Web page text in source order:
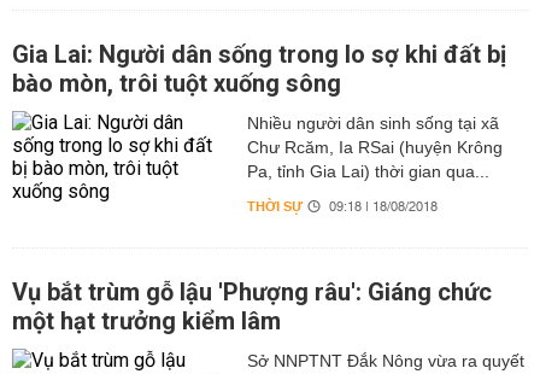
Gia Lai: Người dân sống trong lo sợ khi đất bị
bào mòn, trôi tuột xuống sông
Nhiều người dân sinh sống tại xã
Chư Rcăm, Ia RSai (huyện Krông
Pa, tỉnh Gia Lai) thời gian qua...
THỜI SỰ 09:18 | 18/08/2018
Vụ bắt trùm gỗ lậu 'Phượng râu': Giáng chức
một hạt trưởng kiểm lâm
Sở NNPTNT Đắk Nông vừa ra quyết